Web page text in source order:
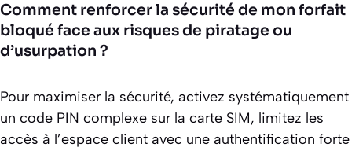
Comment renforcer la sécurité de mon forfait
bloqué face aux risques de piratage ou
d’usurpation ?
Pour maximiser la sécurité, activez systématiquement
un code PIN complexe sur la carte SIM, limitez les
accès à l’espace client avec une authentification forte